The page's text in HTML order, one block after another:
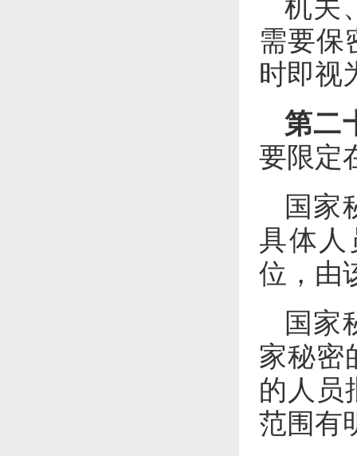
机关
需要保
时即视
第二
要限定
国家
具体
位，由
国家
家秘密
的人员
范围有